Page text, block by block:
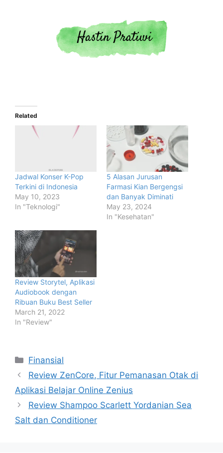
Related
Jadwal Konser K-Pop
Terkini di Indonesia
May 10, 2023
In "Teknologi"
5 Alasan Jurusan
Farmasi Kian Bergengsi
dan Banyak Diminati
May 23, 2024
In "Kesehatan"
Review Storytel, Aplikasi
Audiobook dengan
Ribuan Buku Best Seller
March 21, 2022
In "Review"
Categories
Finansial
Review ZenCore, Fitur Pemanasan Otak di
Aplikasi Belajar Online Zenius
Review Shampoo Scarlett Yordanian Sea
Salt dan Conditioner